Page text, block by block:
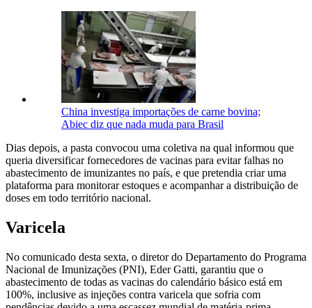
China investiga importações de carne bovina;
Abiec diz que nada muda para Brasil
Dias depois, a pasta convocou uma coletiva na qual informou que
queria diversificar fornecedores de vacinas para evitar falhas no
abastecimento de imunizantes no país, e que pretendia criar uma
plataforma para monitorar estoques e acompanhar a distribuição de
doses em todo território nacional.
Varicela
No comunicado desta sexta, o diretor do Departamento do Programa
Nacional de Imunizações (PNI), Eder Gatti, garantiu que o
abastecimento de todas as vacinas do calendário básico está em
100%, inclusive as injeções contra varicela que sofria com